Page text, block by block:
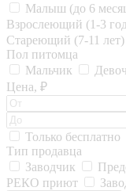
Малыш (до 6
Взрослеющий (1-3
Стареющий (7-11 лет)
Пол питомца
Мальчик
Цена, ₽
Только бесплатно
Тип продавца
Заводчик
РЕКО приют